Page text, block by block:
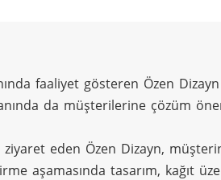
faaliyet gösteren Özen
da müşterilerine çözüm
ziyaret eden Özen Dizayn,
aşamasında tasarım, kağıt